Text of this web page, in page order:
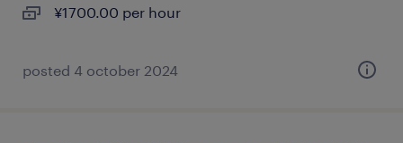
¥1700.00 per hour
posted 4 october 2024